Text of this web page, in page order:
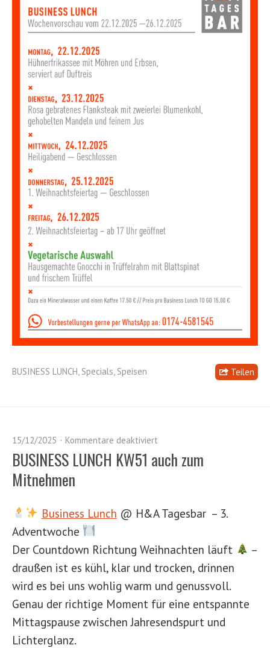
BUSINESS LUNCH Specials Speisen Teilen
15/12/2025 Kommentare deaktiviert
BUSINESS LUNCH KW51 auch zum
Mitnehmen
Business Lunch @ H&A Tagesbar – 3.
Adventwoche
Der Countdown Richtung Weihnachten läuft
–
draußen ist es kühl, klar und trocken, drinnen
wird es bei uns wohlig warm und genussvoll.
Genau der richtige Moment für eine entspannte
Mittagspause zwischen Jahresendspurt und
Lichterglanz.